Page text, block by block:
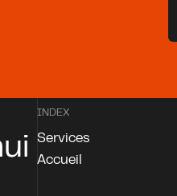
INDEX
Services
Accueil